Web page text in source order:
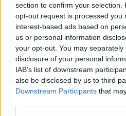
section to confirm your selection.
opt-out request is processed you
interest-based ads based on
us or personal information
your opt-out. You may
disclosure of your personal
IAB’s list of downstream
also be disclosed by us to third
Downstream Participants that
Nessun commento presente
Commenta
Commenta
Gli articoli più letti